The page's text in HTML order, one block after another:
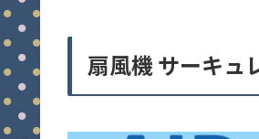
扇風機 サーキュ